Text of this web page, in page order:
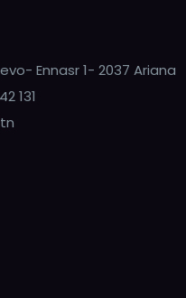
Ennasr 1- 2037 Ariana
131